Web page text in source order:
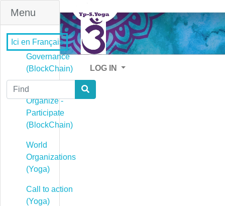
Menu
Governance
(BlockChain)
Governance -
Organize -
Participate
(BlockChain)
World
Organizations
(Yoga)
Call to action
(Yoga)
Ici en Français
LOG IN
Find